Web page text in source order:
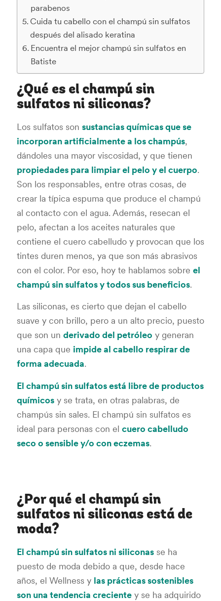
parabenos
Cuida tu cabello con el champú sin sulfatos
después del alisado keratina
Encuentra el mejor champú sin sulfatos en
Batiste
¿Qué es el champú sin
sulfatos ni siliconas?
Los sulfatos son sustancias químicas que se
incorporan artificialmente a los champús,
dándoles una mayor viscosidad, y que tienen
propiedades para limpiar el pelo y el cuerpo.
Son los responsables, entre otras cosas, de
crear la típica espuma que produce el champú
al contacto con el agua. Además, resecan el
pelo, afectan a los aceites naturales que
contiene el cuero cabelludo y provocan que los
tintes duren menos, ya que son más abrasivos
con el color. Por eso, hoy te hablamos sobre el
champú sin sulfatos y todos sus beneficios.
Las siliconas, es cierto que dejan el cabello
suave y con brillo, pero a un alto precio, puesto
que son un derivado del petróleo y generan
una capa que impide al cabello respirar de
forma adecuada.
El champú sin sulfatos está libre de productos
químicosy se trata, en otras palabras, de
champús sin sales. El champú sin sulfatos es
ideal para personas con el cuero cabelludo
seco o sensible y/o con eczemas.
¿Por qué el champú sin
sulfatos ni siliconas está de
moda?
El champú sin sulfatos ni siliconasse ha
puesto de moda debido a que, desde hace
años, el Wellness y las prácticas sostenibles
son una tendencia crecientey se ha adquirido